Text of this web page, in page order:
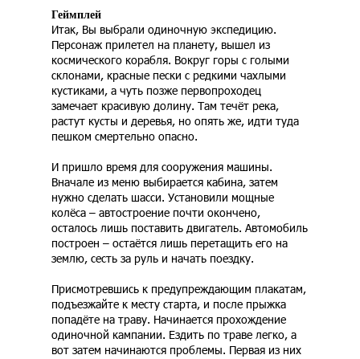
Геймплей
Итак, Вы выбрали одиночную экспедицию.
Персонаж прилетел на планету, вышел из
космического корабля. Вокруг горы с голыми
склонами, красные пески с редкими чахлыми
кустиками, а чуть позже первопроходец
замечает красивую долину. Там течёт река,
растут кусты и деревья, но опять же, идти туда
пешком смертельно опасно.
И пришло время для сооружения машины.
Вначале из меню выбирается кабина, затем
нужно сделать шасси. Установили мощные
колёса – автостроение почти окончено,
осталось лишь поставить двигатель. Автомобиль
построен – остаётся лишь перетащить его на
землю, сесть за руль и начать поездку.
Присмотревшись к предупреждающим плакатам,
подъезжайте к месту старта, и после прыжка
попадёте на траву. Начинается прохождение
одиночной кампании. Ездить по траве легко, а
вот затем начинаются проблемы. Первая из них